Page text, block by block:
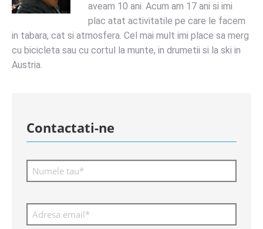
aveam 10 ani. Acum am 17 ani si imi
plac atat activitatile pe care le facem
in tabara, cat si atmosfera. Cel mai mult imi place sa merg
cu bicicleta sau cu cortul la munte, in drumetii si la ski in
Austria.
Contactati-ne